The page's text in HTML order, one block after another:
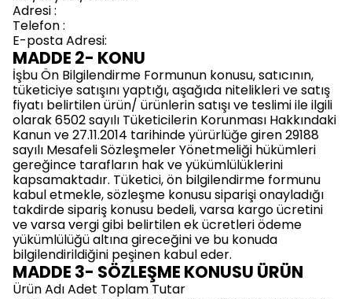
Adresi :
Telefon :
E-posta Adresi:
MADDE 2- KONU
İşbu Ön Bilgilendirme Formunun konusu, satıcının,
tüketiciye satışını yaptığı, aşağıda nitelikleri ve satış
fiyatı belirtilen ürün/ ürünlerin satışı ve teslimi ile ilgili
olarak 6502 sayılı Tüketicilerin Korunması Hakkındaki
Kanun ve 27.11.2014 tarihinde yürürlüğe giren 29188
sayılı Mesafeli Sözleşmeler Yönetmeliği hükümleri
gereğince tarafların hak ve yükümlülüklerini
kapsamaktadır. Tüketici, ön bilgilendirme formunu
kabul etmekle, sözleşme konusu siparişi onayladığı
takdirde sipariş konusu bedeli, varsa kargo ücretini
ve varsa vergi gibi belirtilen ek ücretleri ödeme
yükümlülüğü altına gireceğini ve bu konuda
bilgilendirildiğini peşinen kabul eder.
MADDE 3- SÖZLEŞME KONUSU ÜRÜN
Ürün Adı Adet Toplam Tutar